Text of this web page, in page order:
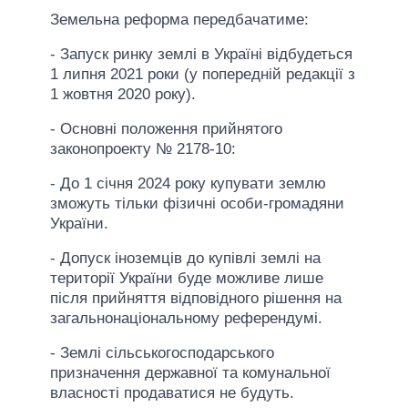
Земельна реформа передбачатиме:
- Запуск ринку землі в Україні відбудеться
1 липня 2021 роки (у попередній редакції з
1 жовтня 2020 року).
- Основні положення прийнятого
законопроекту № 2178-10:
- До 1 січня 2024 року купувати землю
зможуть тільки фізичні особи-громадяни
України.
- Допуск іноземців до купівлі землі на
території України буде можливе лише
після прийняття відповідного рішення на
загальнонаціональному референдумі.
- Землі сільськогосподарського
призначення державної та комунальної
власності продаватися не будуть.